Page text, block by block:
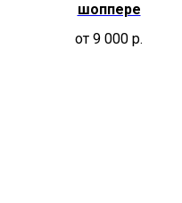
шоппере
от 9 000 р.